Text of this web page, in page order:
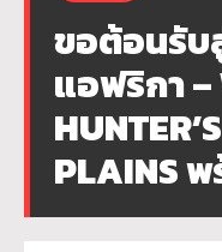
ขอต้อนรับ
แอฟริกา –
PLAINS